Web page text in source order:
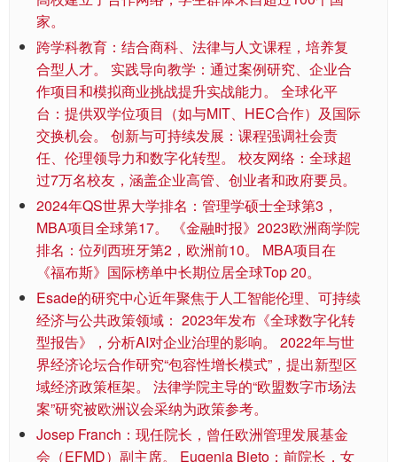
家。
跨学科教育：结合商科、法律与人文课程，培养复
合型人才。 实践导向教学：通过案例研究、企业合
作项目和模拟商业挑战提升实战能力。 全球化平
台：提供双学位项目（如与MIT、HEC合作）及国际
交换机会。 创新与可持续发展：课程强调社会责
任、伦理领导力和数字化转型。 校友网络：全球超
过7万名校友，涵盖企业高管、创业者和政府要员。
2024年QS世界大学排名：管理学硕士全球第3，
MBA项目全球第17。 《金融时报》2023欧洲商学院
排名：位列西班牙第2，欧洲前10。 MBA项目在
《福布斯》国际榜单中长期位居全球Top 20。
Esade的研究中心近年聚焦于人工智能伦理、可持续
经济与公共政策领域： 2023年发布《全球数字化转
型报告》，分析AI对企业治理的影响。 2022年与世
界经济论坛合作研究“包容性增长模式”，提出新型区
域经济政策框架。 法律学院主导的“欧盟数字市场法
案”研究被欧洲议会采纳为政策参考。
Josep Franch：现任院长，曾任欧洲管理发展基金
会（EFMD）副主席。 Eugenia Bieto：前院长，女